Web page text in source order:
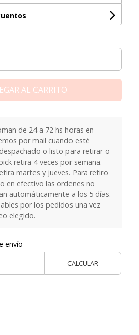
AL CARRITO
de 24 a 72 hs horas en
por mail cuando esté
o listo para retirar o
retira 4 veces por semana.
martes y jueves. Para retiro
en efectivo las ordenes no
automáticamente a los 5 días.
por los pedidos una vez
elegido.
envío
CALCULAR